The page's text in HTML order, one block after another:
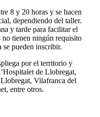
8 y 20 horas y se hacen
dependiendo del taller.
y tarde para facilitar el
no tienen ningún requisito
se pueden inscribir.
por el territorio y
de Llobregat,
Vilafranca del
entre otros.